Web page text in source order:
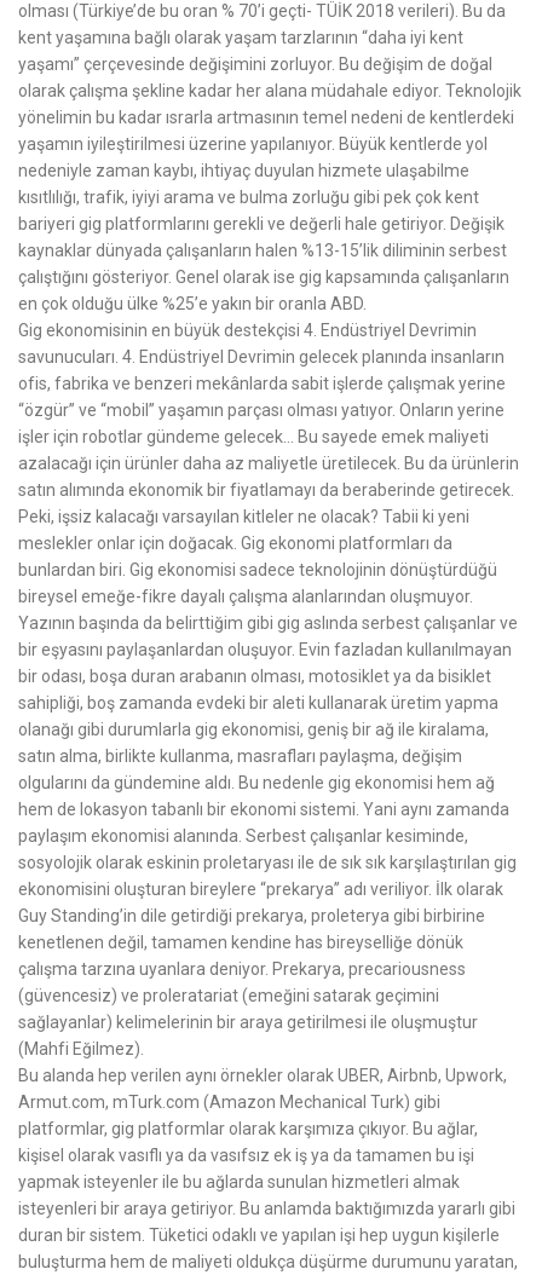
olması (Türkiye’de bu oran % 70’i geçti- TÜİK 2018 verileri). Bu da
kent yaşamına bağlı olarak yaşam tarzlarının “daha iyi kent
yaşamı” çerçevesinde değişimini zorluyor. Bu değişim de doğal
olarak çalışma şekline kadar her alana müdahale ediyor. Teknolojik
yönelimin bu kadar ısrarla artmasının temel nedeni de kentlerdeki
yaşamın iyileştirilmesi üzerine yapılanıyor. Büyük kentlerde yol
nedeniyle zaman kaybı, ihtiyaç duyulan hizmete ulaşabilme
kısıtlılığı, trafik, iyiyi arama ve bulma zorluğu gibi pek çok kent
bariyeri gig platformlarını gerekli ve değerli hale getiriyor. Değişik
kaynaklar dünyada çalışanların halen %13-15’lik diliminin serbest
çalıştığını gösteriyor. Genel olarak ise gig kapsamında çalışanların
en çok olduğu ülke %25’e yakın bir oranla ABD.
Gig ekonomisinin en büyük destekçisi 4. Endüstriyel Devrimin
savunucuları. 4. Endüstriyel Devrimin gelecek planında insanların
ofis, fabrika ve benzeri mekânlarda sabit işlerde çalışmak yerine
“özgür” ve “mobil” yaşamın parçası olması yatıyor. Onların yerine
işler için robotlar gündeme gelecek… Bu sayede emek maliyeti
azalacağı için ürünler daha az maliyetle üretilecek. Bu da ürünlerin
satın alımında ekonomik bir fiyatlamayı da beraberinde getirecek.
Peki, işsiz kalacağı varsayılan kitleler ne olacak? Tabii ki yeni
meslekler onlar için doğacak. Gig ekonomi platformları da
bunlardan biri. Gig ekonomisi sadece teknolojinin dönüştürdüğü
bireysel emeğe-fikre dayalı çalışma alanlarından oluşmuyor.
Yazının başında da belirttiğim gibi gig aslında serbest çalışanlar ve
bir eşyasını paylaşanlardan oluşuyor. Evin fazladan kullanılmayan
bir odası, boşa duran arabanın olması, motosiklet ya da bisiklet
sahipliği, boş zamanda evdeki bir aleti kullanarak üretim yapma
olanağı gibi durumlarla gig ekonomisi, geniş bir ağ ile kiralama,
satın alma, birlikte kullanma, masrafları paylaşma, değişim
olgularını da gündemine aldı. Bu nedenle gig ekonomisi hem ağ
hem de lokasyon tabanlı bir ekonomi sistemi. Yani aynı zamanda
paylaşım ekonomisi alanında. Serbest çalışanlar kesiminde,
sosyolojik olarak eskinin proletaryası ile de sık sık karşılaştırılan gig
ekonomisini oluşturan bireylere “prekarya” adı veriliyor. İlk olarak
Guy Standing’in dile getirdiği prekarya, proleterya gibi birbirine
kenetlenen değil, tamamen kendine has bireyselliğe dönük
çalışma tarzına uyanlara deniyor. Prekarya, precariousness
(güvencesiz) ve proleratariat (emeğini satarak geçimini
sağlayanlar) kelimelerinin bir araya getirilmesi ile oluşmuştur
(Mahfi Eğilmez).
Bu alanda hep verilen aynı örnekler olarak UBER, Airbnb, Upwork,
Armut.com, mTurk.com (Amazon Mechanical Turk) gibi
platformlar, gig platformlar olarak karşımıza çıkıyor. Bu ağlar,
kişisel olarak vasıflı ya da vasıfsız ek iş ya da tamamen bu işi
yapmak isteyenler ile bu ağlarda sunulan hizmetleri almak
isteyenleri bir araya getiriyor. Bu anlamda baktığımızda yararlı gibi
duran bir sistem. Tüketici odaklı ve yapılan işi hep uygun kişilerle
buluşturma hem de maliyeti oldukça düşürme durumunu yaratan,